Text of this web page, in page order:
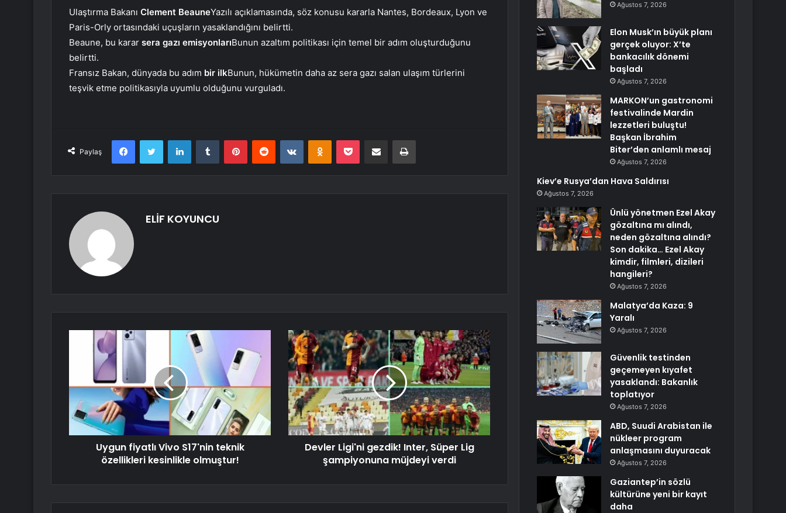
Ulaştırma Bakanı Clement BeauneYazılı açıklamasında, söz konusu kararla Nantes, Bordeaux, Lyon ve
Paris-Orly ortasındaki uçuşların yasaklandığını belirtti.
Beaune, bu karar sera gazı emisyonlarıBunun azaltım politikası için temel bir adım oluşturduğunu
belirtti.
Fransız Bakan, dünyada bu adım bir ilkBunun, hükümetin daha az sera gazı salan ulaşım türlerini
teşvik etme politikasıyla uyumlu olduğunu vurguladı.
Paylaş
FacebookTwitter LinkedInTumblr PinterestReddit VKontakteOdnoklassniki
Pocket E-Posta ile paylaş Yazdır
ELİF KOYUNCU
Uygun fiyatlı Vivo S17'nin teknik
özellikleri kesinlikle olmuştur!
Devler Ligi'ni gezdik! Inter, Süper Lig
şampiyonuna müjdeyi verdi
Ağustos 7, 2026
Elon Musk’ın büyük planı
gerçek oluyor: X’te
bankacılık dönemi
başladı
Ağustos 7, 2026
MARKON’un gastronomi
festivalinde Mardin
lezzetleri buluştu!
Başkan İbrahim
Biter’den anlamlı mesaj
Ağustos 7, 2026
Kiev’e Rusya’dan Hava Saldırısı
Ağustos 7, 2026
Ünlü yönetmen Ezel Akay
gözaltına mı alındı,
neden gözaltına alındı?
Son dakika… Ezel Akay
kimdir, filmleri, dizileri
hangileri?
Ağustos 7, 2026
Malatya’da Kaza: 9
Yaralı
Ağustos 7, 2026
Güvenlik testinden
geçemeyen kıyafet
yasaklandı: Bakanlık
toplatıyor
Ağustos 7, 2026
ABD, Suudi Arabistan ile
nükleer program
anlaşmasını duyuracak
Ağustos 7, 2026
Gaziantep’in sözlü
kültürüne yeni bir kayıt
daha